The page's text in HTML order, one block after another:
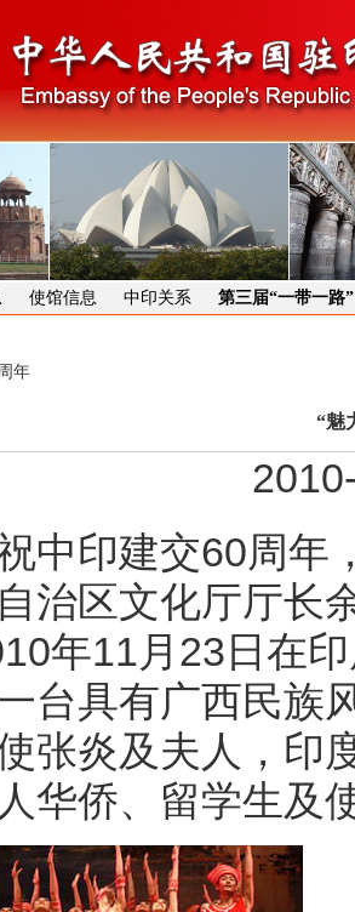
使馆信息 中印关系 第三届“一带一路
年
“魅
印建交60周年，
治区文化厅厅长
年11月23日在
台具有广西民
张炎及夫人，印
华侨、留学生及